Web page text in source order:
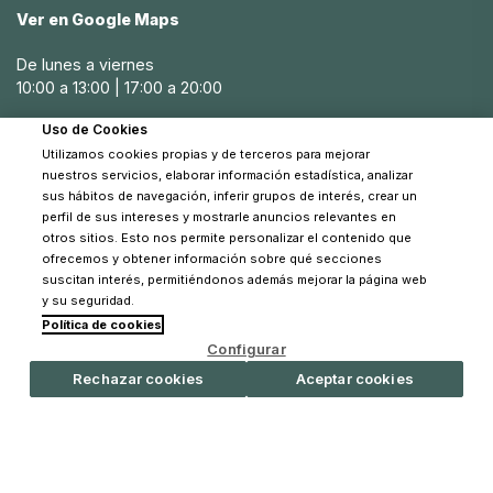
sofisticado y detallado que se integran perfectamente en
cualquier decoración.
Materiales de alta calidad:
duraderos y seguros para la piel delicada del bebé.
Comodidad y bienestar: Diseños pensados para
proporcionar el máximo confort y bienestar a los bebés.
Funcionalidad:
Productos prácticos que facilitan el día a día
de los padres y ofrecen soluciones inteligentes.
Sostenibilidad:Compromiso con el uso de materiales
ecológicos y prácticas de producción responsables.
Ver en Google Maps
De lunes a viernes
10:00 a 13:00 | 17:00 a 20:00
Sábados
10:30 a 14:00
© 2026 Pinpi - Todos los derechos reservados
Uso de Cookies
Utilizamos cookies propias y de terceros para mejorar
nuestros servicios, elaborar información estadística, analizar
sus hábitos de navegación, inferir grupos de interés, crear un
perfil de sus intereses y mostrarle anuncios relevantes en
otros sitios. Esto nos permite personalizar el contenido que
ofrecemos y obtener información sobre qué secciones
suscitan interés, permitiéndonos además mejorar la página web
y su seguridad.
Política de cookies
Configurar
Rechazar cookies
Aceptar cookies